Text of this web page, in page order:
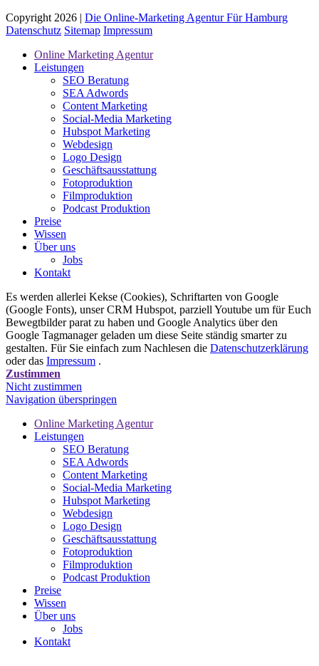
Copyright 2026 | Die Online-Marketing Agentur Für Hamburg
Datenschutz Sitemap Impressum
Online Marketing Agentur
Leistungen
SEO Beratung
SEA Adwords
Content Marketing
Social-Media Marketing
Hubspot Marketing
Webdesign
Logo Design
Geschäftsausstattung
Fotoproduktion
Filmproduktion
Podcast Produktion
Preise
Wissen
Über uns
Jobs
Kontakt
Es werden allerlei Kekse (Cookies), Schriftarten von Google
(Google Fonts), unser CRM Hubspot, parziell Youtube um für Euch
Bewegtbilder parat zu haben und Google Analytics über den
Google Tagmanager geladen um diese Seite ständig smarter zu
gestalten. Für Sie einfach zum Nachlesen die Datenschutzerklärung
oder das Impressum .
Zustimmen
Nicht zustimmen
Navigation überspringen
Online Marketing Agentur
Leistungen
SEO Beratung
SEA Adwords
Content Marketing
Social-Media Marketing
Hubspot Marketing
Webdesign
Logo Design
Geschäftsausstattung
Fotoproduktion
Filmproduktion
Podcast Produktion
Preise
Wissen
Über uns
Jobs
Kontakt